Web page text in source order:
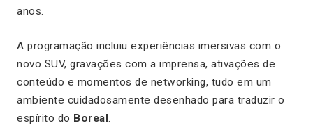
anos.
A programação incluiu experiências imersivas com o
novo SUV, gravações com a imprensa, ativações de
conteúdo e momentos de networking, tudo em um
ambiente cuidadosamente desenhado para traduzir o
espírito do Boreal